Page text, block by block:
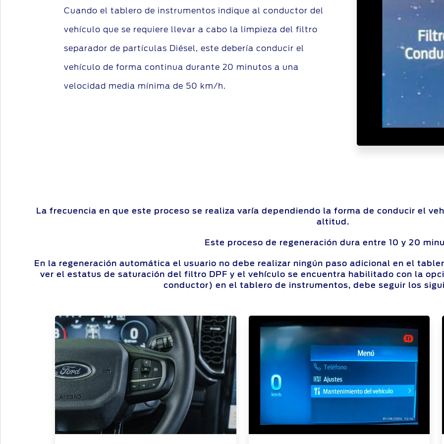
Cuando el tablero de instrumentos indique al conductor del
vehículo que se requiere llevar a cabo la limpieza del filtro
separador de partículas Diésel, este debería conducir el
vehículo de forma continua durante 20 minutos a una
velocidad media mínima de 50 km/h.
La frecuencia en que este proceso se realiza varía dependiendo la forma de conducir el
altitud.
Este proceso de regeneración dura entre 10 y 20
En la regeneración automática el usuario no debe realizar ningún paso adicional en el
ver el estatus de saturación del filtro DPF y el vehículo se encuentra habilitado con la
conductor) en el tablero de instrumentos, debe seguir los